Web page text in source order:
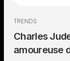
TRENDS
Charles
amoureuse